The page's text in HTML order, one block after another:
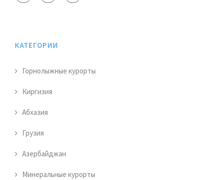
КАТЕГОРИИ
Горнолыжные курорты
Киргизия
Абхазия
Грузия
Азербайджан
Минеральные курорты